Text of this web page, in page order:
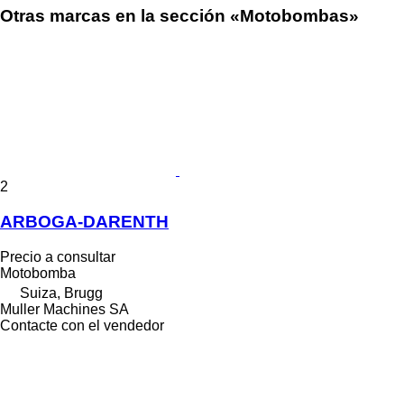
Otras marcas en la sección «Motobombas»
2
ARBOGA-DARENTH
Precio a consultar
Motobomba
Suiza, Brugg
Muller Machines SA
Contacte con el vendedor